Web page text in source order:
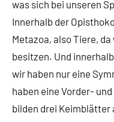
was sich bei unseren
Innerhalb der
Metazoa, also Tiere,
besitzen. Und
wir haben nur eine
haben eine Vorder-
bilden drei Keimblätter